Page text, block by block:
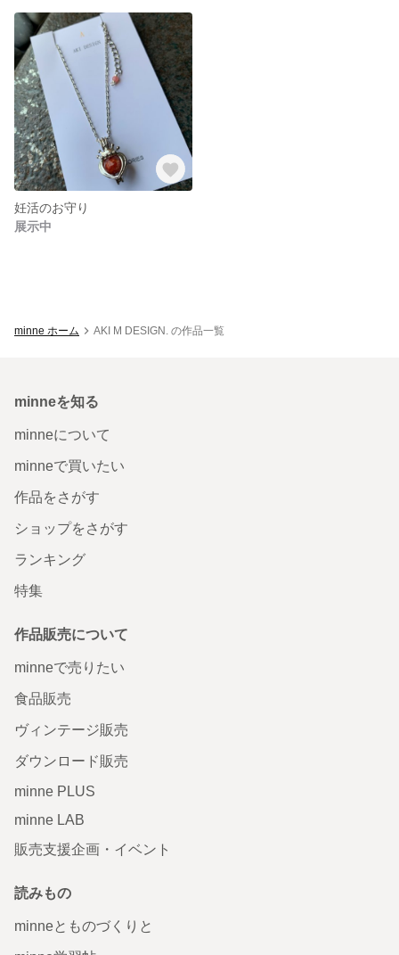
妊活のお守り
展示中
minne ホーム AKI M DESIGN. の作品一覧
minneを知る
minneについて
minneで買いたい
作品をさがす
ショップをさがす
ランキング
特集
作品販売について
minneで売りたい
食品販売
ヴィンテージ販売
ダウンロード販売
minne PLUS
minne LAB
販売支援企画・イベント
読みもの
minneとものづくりと